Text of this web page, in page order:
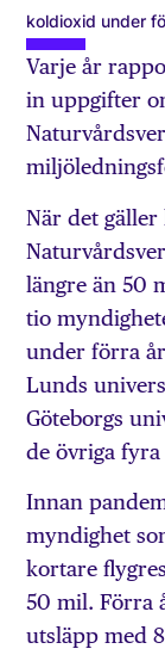
koldioxid under
Varje år
in uppgifter
När det gäller
längre än 50
tio
under förra
Lunds
Göteborgs
de övriga
Innan
myndighet
kortare
50 mil. Förra
utsläpp med